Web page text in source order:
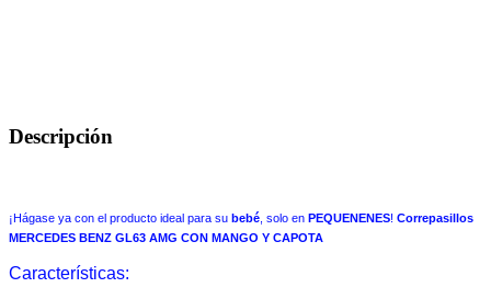
Descripción
¡Hágase ya con el producto ideal para su bebé , solo en PEQUENENES! Correpasillos
MERCEDES BENZ GL63 AMG CON MANGO Y CAPOTA
Características: